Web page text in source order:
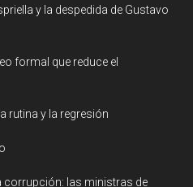
y la despedida de Gustavo
formal que reduce el
rutina y la regresión
corrupción: las ministras de